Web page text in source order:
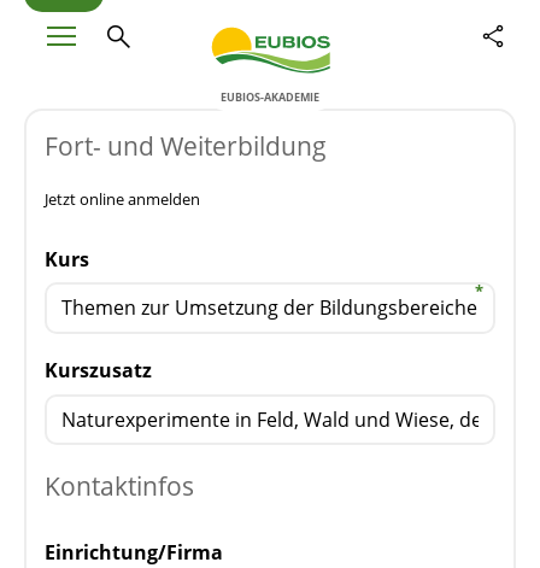
EUBIOS-AKADEMIE
Fort- und Weiterbildung
Jetzt online anmelden
Kurs
Kurszusatz
Kontaktinfos
Einrichtung/Firma